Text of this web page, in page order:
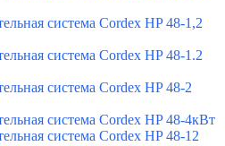
система Cordex HP 48-1,2
система Cordex HP 48-1.2
система Cordex HP 48-2
система Cordex HP 48-4кВт
система Cordex HP 48-12